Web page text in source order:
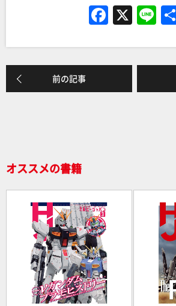
F
a
c
e
b
X Li
n
e
前の記事
オススメの書籍